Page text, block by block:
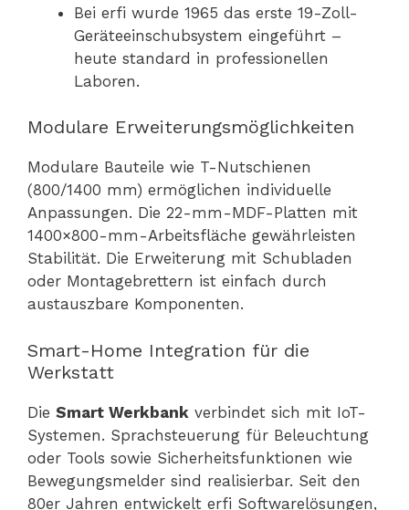
Bei erfi wurde 1965 das erste 19-Zoll-
Geräteeinschubsystem eingeführt –
heute standard in professionellen
Laboren.
Modulare Erweiterungsmöglichkeiten
Modulare Bauteile wie T-Nutschienen
(800/1400 mm) ermöglichen individuelle
Anpassungen. Die 22-mm-MDF-Platten mit
1400×800-mm-Arbeitsfläche gewährleisten
Stabilität. Die Erweiterung mit Schubladen
oder Montagebrettern ist einfach durch
austauszbare Komponenten.
Smart-Home Integration für die
Werkstatt
Die Smart Werkbank verbindet sich mit IoT-
Systemen. Sprachsteuerung für Beleuchtung
oder Tools sowie Sicherheitsfunktionen wie
Bewegungsmelder sind realisierbar. Seit den
80er Jahren entwickelt erfi Softwarelösungen,